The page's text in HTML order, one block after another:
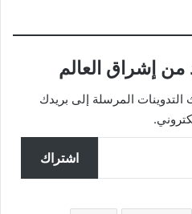
من إشراق العالم
المرسلة إلى بريدك
اشتراك